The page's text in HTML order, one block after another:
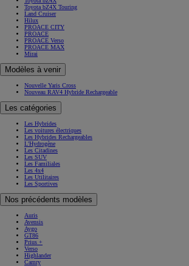
Toyota bZ4X Touring
Land Cruiser
Hilux
PROACE CITY
PROACE
PROACE Verso
PROACE MAX
Mirai
Modèles à venir
Nouvelle Yaris Cross
Nouveau RAV4 Hybride Rechargeable
Les catégories
Les Hybrides
Les voitures électriques
Les Hybrides Rechargeables
L'Hydrogène
Les Citadines
Les SUV
Les Familiales
Les 4x4
Les Utilitaires
Les Sportives
Nos précédents modèles
Auris
Avensis
Aygo
GT86
Prius +
Verso
Highlander
Camry